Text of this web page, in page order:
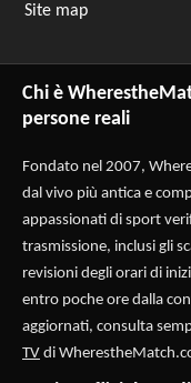
Site map
Chi è
persone reali
Fondato nel 2007,
dal vivo più antica e
appassionati di sport
trasmissione, inclusi gli
revisioni degli orari di
entro poche ore dalla
aggiornati, consulta
TV di